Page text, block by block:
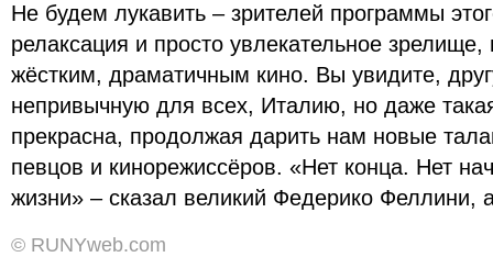
Не будем лукавить – зрителей программы
релаксация и просто увлекательное зрелище,
жёстким, драматичным кино. Вы увидите,
непривычную для всех, Италию, но даже
прекрасна, продолжая дарить нам новые
певцов и кинорежиссёров. «Нет конца. Нет
жизни» – сказал великий Федерико Феллини,
© RUNYweb.com